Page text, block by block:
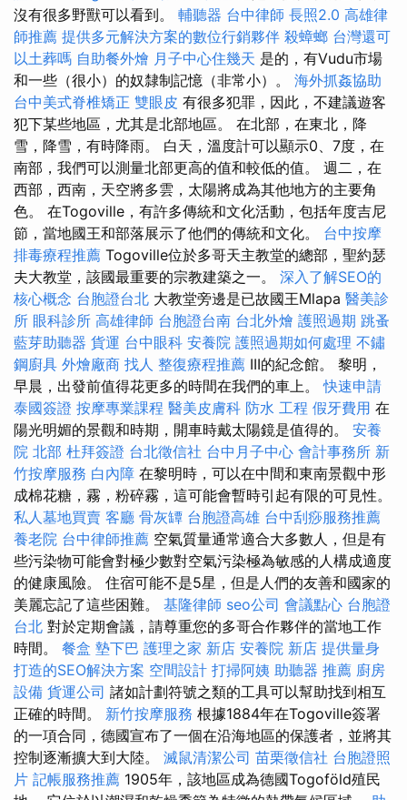
沒有很多野獸可以看到。 輔聽器 台中律師 長照2.0 高雄律
師推薦 提供多元解決方案的數位行銷夥伴 殺蟑螂 台灣還可
以土葬嗎 自助餐外燴 月子中心住幾天 是的，有Vudu市場
和一些（很小）的奴隸制記憶（非常小）。 海外抓姦協助
台中美式脊椎矯正 雙眼皮 有很多犯罪，因此，不建議遊客
犯下某些地區，尤其是北部地區。 在北部，在東北，降
雪，降雪，有時降雨。 白天，溫度計可以顯示0、7度，在
南部，我們可以測量北部更高的值和較低的值。 週二，在
西部，西南，天空將多雲，太陽將成為其他地方的主要角
色。 在Togoville，有許多傳統和文化活動，包括年度吉尼
節，當地國王和部落展示了他們的傳統和文化。 台中按摩
排毒療程推薦 Togoville位於多哥天主教堂的總部，聖約瑟
夫大教堂，該國最重要的宗教建築之一。 深入了解SEO的
核心概念 台胞證台北 大教堂旁邊是已故國王Mlapa 醫美診
所 眼科診所 高雄律師 台胞證台南 台北外燴 護照過期 跳蚤
藍芽助聽器 貨運 台中眼科 安養院 護照過期如何處理 不鏽
鋼廚具 外燴廠商 找人 整復療程推薦 III的紀念館。 黎明，
早晨，出發前值得花更多的時間在我們的車上。快速申請
泰國簽證 按摩專業課程 醫美皮膚科 防水 工程 假牙費用 在
陽光明媚的景觀和時期，開車時戴太陽鏡是值得的。 安養
院 北部 杜拜簽證 台北徵信社 台中月子中心 會計事務所 新
竹按摩服務 白內障 在黎明時，可以在中間和東南景觀中形
成棉花糖，霧，粉碎霧，這可能會暫時引起有限的可見性。
私人墓地買賣 客廳 骨灰罈 台胞證高雄 台中刮痧服務推薦
養老院 台中律師推薦 空氣質量通常適合大多數人，但是有
些污染物可能會對極少數對空氣污染極為敏感的人構成適度
的健康風險。 住宿可能不是5星，但是人們的友善和國家的
美麗忘記了這些困難。 基隆律師 seo公司 會議點心 台胞證
台北 對於定期會議，請尊重您的多哥合作夥伴的當地工作
時間。 餐盒 墊下巴 護理之家 新店 安養院 新店 提供量身
打造的SEO解決方案 空間設計 打掃阿姨 助聽器 推薦 廚房
設備 貨運公司 諸如計劃符號之類的工具可以幫助找到相互
正確的時間。 新竹按摩服務 根據1884年在Togoville簽署
的一項合同，德國宣布了一個在沿海地區的保護者，並將其
控制逐漸擴大到大陸。 滅鼠清潔公司 苗栗徵信社 台胞證照
片 記帳服務推薦 1905年，該地區成為德國Togoföld殖民